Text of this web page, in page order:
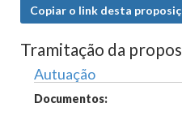
Copiar o link desta
Tramitação da
Autuação
Documentos: